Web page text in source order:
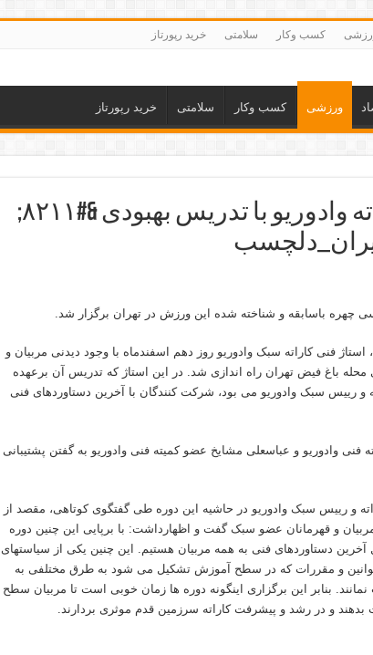
کسب وکار سلامتی خرید رپورتاز
ورزشی کسب وکار سلامتی خرید رپورتاز
برگزاری استاژ کاراته وادوریو با تدریس بهبودی &#۸۲۱۱;
چهره باسابقه و شناخته شده این ورزش در تهران برگزار شد.
فنی کاراته سبک وادوریو روز دهم اسفندماه با وجود دیدنی مربیان و
باغ فیض تهران راه اندازی شد. در این استاژ که تدریس آن برعهده
و رییس سبک وادوریو می بود، شرکت کنندگان با آخرین دستاوردهای فنی
وادوریو و عباسعلی مشایخ عضو کمیته فنی وادوریو به گفتن پشتیبانی
و رییس سبک وادوریو در حاشیه این دوره طی گفتگوی کوتاهی، مقصد از
و قهرمانان عضو سبک گفت و اظهارداشت: با برپایی این چنین دوره
آخرین دستاوردهای فنی به همه مربیان هستیم. این چنین یکی از سیاستهای
و مقررات که در سطح آموزش تشکیل می شود به طرق مختلفی به
نمانند. بنابر این برگزاری اینگونه دوره ها زمان خوبی است تا مربیان سطح
و در رشد و پیشرفت کاراته سرزمین قدم موثری بردارند.